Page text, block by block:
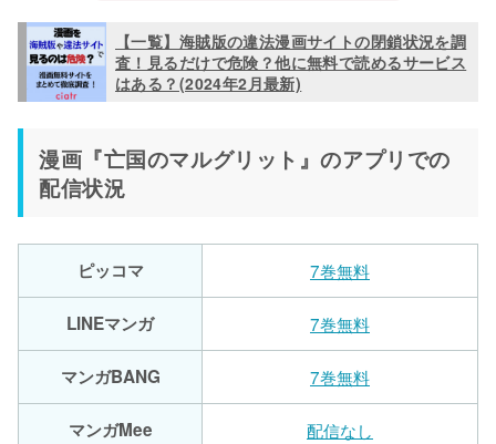
【一覧】海賊版の違法漫画サイトの閉鎖状況を調
査！見るだけで危険？他に無料で読めるサービス
はある？(2024年2月最新)
漫画『亡国のマルグリット』のアプリでの
配信状況
ピッコマ 7巻無料
LINEマンガ 7巻無料
マンガBANG 7巻無料
マンガMee 配信なし